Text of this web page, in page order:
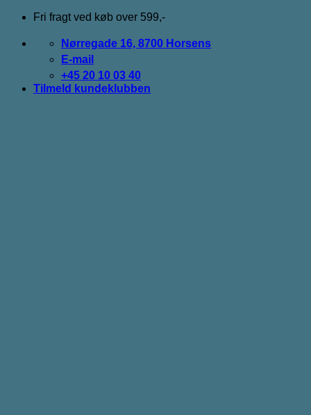
Fortsæt
indhold
Fri fragt ved køb over 599,-
Nørregade 16, 8700 Horsens
E-mail
+45 20 10 03 40
Tilmeld kundeklubben